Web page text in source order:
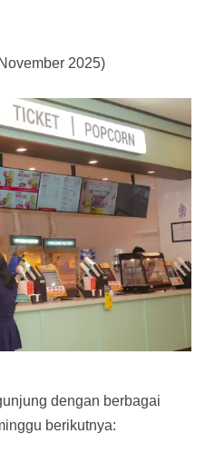
2025)
dengan berbagai
berikutnya: